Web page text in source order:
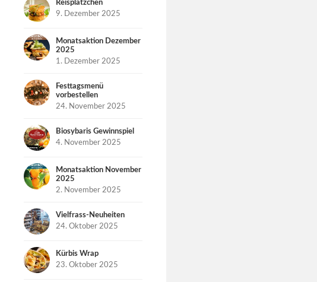
Reisplätzchen
9. Dezember 2025
Monatsaktion Dezember
2025
1. Dezember 2025
Festtagsmenü
vorbestellen
24. November 2025
Biosybaris Gewinnspiel
4. November 2025
Monatsaktion November
2025
2. November 2025
Vielfrass-Neuheiten
24. Oktober 2025
Kürbis Wrap
23. Oktober 2025